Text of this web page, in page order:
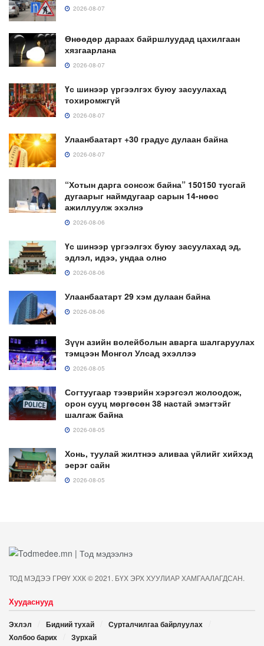
2026-08-07
Өнөөдөр дараах байршлуудад цахилгаан
хязгаарлана
2026-08-07
Үс шинээр үргээлгэх буюу засуулахад
тохиромжгүй
2026-08-07
Улаанбаатарт +30 градус дулаан байна
2026-08-07
“Хотын дарга сонсож байна” 150150 тусгай
дугаарыг наймдугаар сарын 14-нөөс
ажиллуулж эхэлнэ
2026-08-06
Үс шинээр үргээлгэх буюу засуулахад эд,
эдлэл, идээ, ундаа олно
2026-08-06
Улаанбаатарт 29 хэм дулаан байна
2026-08-06
Зүүн азийн волейболын аварга шалгаруулах
тэмцээн Монгол Улсад эхэллээ
2026-08-05
Согтуугаар тээврийн хэрэгсэл жолоодож,
орон сууц мөргөсөн 38 настай эмэгтэйг
шалгаж байна
2026-08-05
Хонь, туулай жилтнээ аливаа үйлийг хийхэд
эерэг сайн
2026-08-05
ТОД МЭДЭЭ ГРӨҮ ХХК © 2021. БҮХ ЭРХ ХУУЛИАР ХАМГААЛАГДСАН.
Хуудаснууд
Эхлэл Бидний тухай
Сурталчилгаа байрлуулах
Холбоо барих
Зурхай